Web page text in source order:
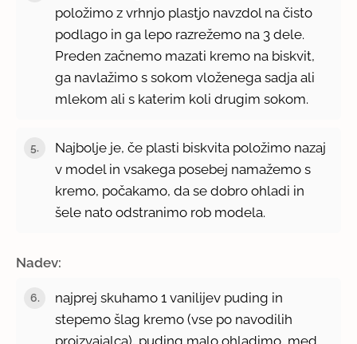
položimo z vrhnjo plastjo navzdol na čisto
podlago in ga lepo razrežemo na 3 dele.
Preden začnemo mazati kremo na biskvit,
ga navlažimo s sokom vloženega sadja ali
mlekom ali s katerim koli drugim sokom.
Najbolje je, če plasti biskvita položimo nazaj
v model in vsakega posebej namažemo s
kremo, počakamo, da se dobro ohladi in
šele nato odstranimo rob modela.
Nadev:
najprej skuhamo 1 vanilijev puding in
stepemo šlag kremo (vse po navodilih
proizvajalca), puding malo ohladimo, med